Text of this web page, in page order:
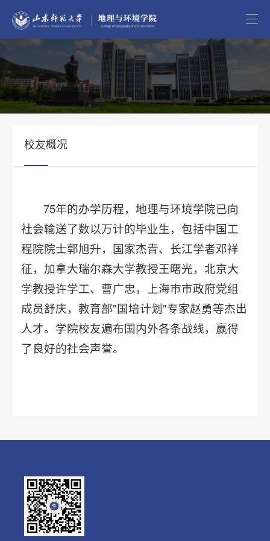
校友概况
75年的办学历程，地理与环境学院已向
社会输送了数以万计的毕业生，包括中国工
程院院士郭旭升，国家杰青、长江学者邓祥
征，加拿大瑞尔森大学教授王曙光，北京大
学教授许学工、曹广忠，上海市市政府党组
成员舒庆，教育部"国培计划"专家赵勇等杰出
人才。学院校友遍布国内外各条战线，赢得
了良好的社会声誉。